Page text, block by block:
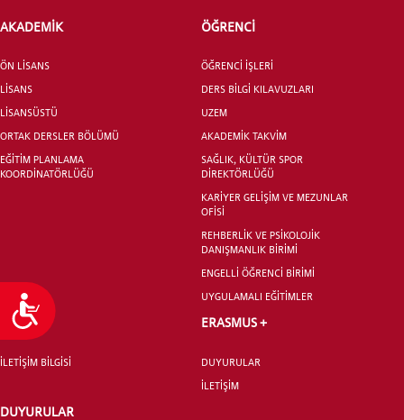
Ulaşılabilirlik
AKADEMİK
ÖN LİSANS
LİSANS
LİSANSÜSTÜ
ORTAK DERSLER BÖLÜMÜ
EĞİTİM PLANLAMA
KOORDİNATÖRLÜĞÜ
ÖĞRENCİ
ÖĞRENCİ İŞLERİ
DERS BİLGİ KILAVUZLARI
UZEM
AKADEMİK TAKVİM
SAĞLIK, KÜLTÜR SPOR
DİREKTÖRLÜĞÜ
KARİYER GELİŞİM VE MEZUNLAR
OFİSİ
REHBERLİK VE PSİKOLOJİK
DANIŞMANLIK BİRİMİ
ENGELLİ ÖĞRENCİ BİRİMİ
UYGULAMALI EĞİTİMLER
İLETİŞİM
İLETİŞİM BİLGİSİ
ERASMUS +
DUYURULAR
İLETİŞİM
DUYURULAR